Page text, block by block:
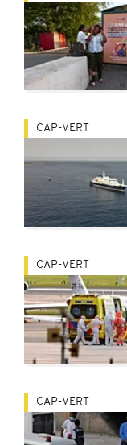
CAP-VERT
CAP-VERT
CAP-VERT